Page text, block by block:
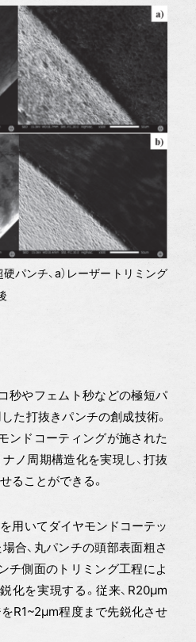
パンチ、a）レーザートリミング
秒やフェムト秒などの極短パ
た打抜きパンチの創成技術。
ンドコーティングが施された
ノ周期構造化を実現し、打抜
ることができる。
用いてダイヤモンドコーテッ
合、丸パンチの頭部表面粗さ
チ側面のトリミング工程によ
化を実現する。従来、R20μm
R1~2μm程度まで先鋭化させ